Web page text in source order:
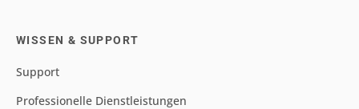
WISSEN & SUPPORT
Support
Professionelle Dienstleistungen